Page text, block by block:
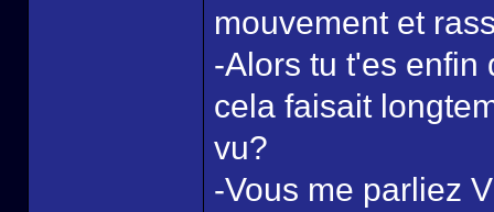
mouvement et
-Alors tu t'es enfin
cela faisait
vu?
-Vous me parliez